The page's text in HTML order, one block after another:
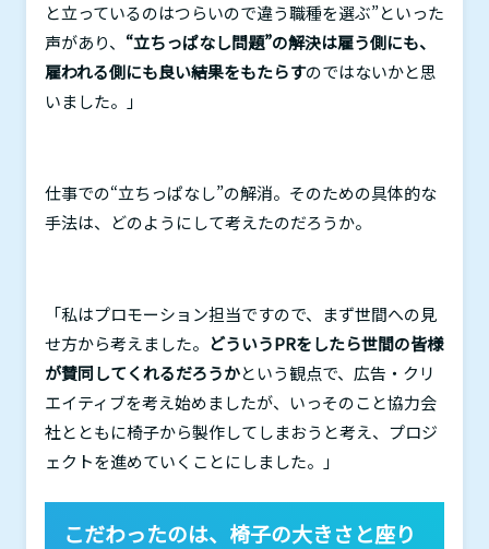
と立っているのはつらいので違う職種を選ぶ”といった
声があり、 “立ちっぱなし問題”の解決は雇う側にも、
雇われる側にも良い結果をもたらすのではないかと思
いました。」
仕事での“立ちっぱなし”の解消。そのための具体的な
手法は、どのようにして考えたのだろうか。
「私はプロモーション担当ですので、まず世間への見
せ方から考えました。 どういうPRをしたら世間の皆様
が賛同してくれるだろうかという観点で、広告・クリ
エイティブを考え始めましたが、いっそのこと協力会
社とともに椅子から製作してしまおうと考え、プロジ
ェクトを進めていくことにしました。」
こだわったのは、椅子の大きさと座り